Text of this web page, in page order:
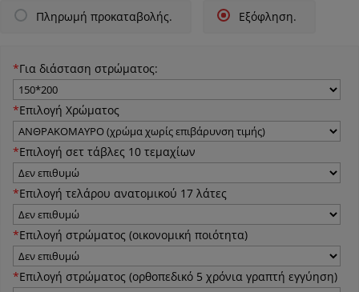
Εξόφληση.
Πληρωμή προκαταβολής.
*Για διάσταση στρώματος:
*Επιλογή Χρώματος
*Επιλογή σετ τάβλες 10 τεμαχίων
*Επιλογή τελάρου ανατομικού 17 λάτες
*Επιλογή στρώματος (οικονομική ποιότητα)
*Επιλογή στρώματος (ορθοπεδικό 5 χρόνια γραπτή εγγύηση)